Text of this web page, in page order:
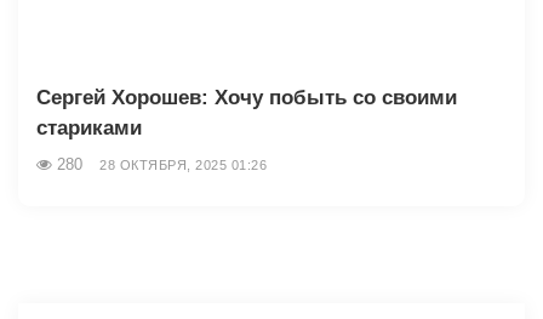
Сергей Хорошев: Хочу побыть со своими
стариками
280 28 ОКТЯБРЯ, 2025 01:26